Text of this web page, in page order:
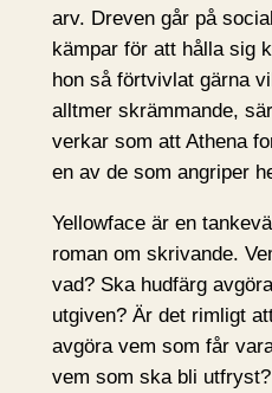
arv. Dreven går på
kämpar för att hålla sig
hon så förtvivlat gärna
alltmer skrämmande,
verkar som att Athena
en av de som angriper
Yellowface är en
roman om skrivande.
vad? Ska hudfärg
utgiven? Är det rimligt
avgöra vem som får
vem som ska bli